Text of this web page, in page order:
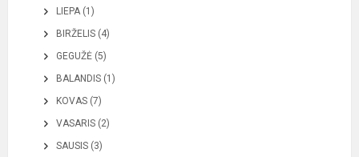
LIEPA (1)
BIRŽELIS (4)
GEGUŽĖ (5)
BALANDIS (1)
KOVAS (7)
VASARIS (2)
SAUSIS (3)